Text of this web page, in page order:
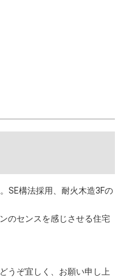
SE構法採用、耐火木造3Fの
のセンスを感じさせる住宅
うぞ宜しく、お願い申し上